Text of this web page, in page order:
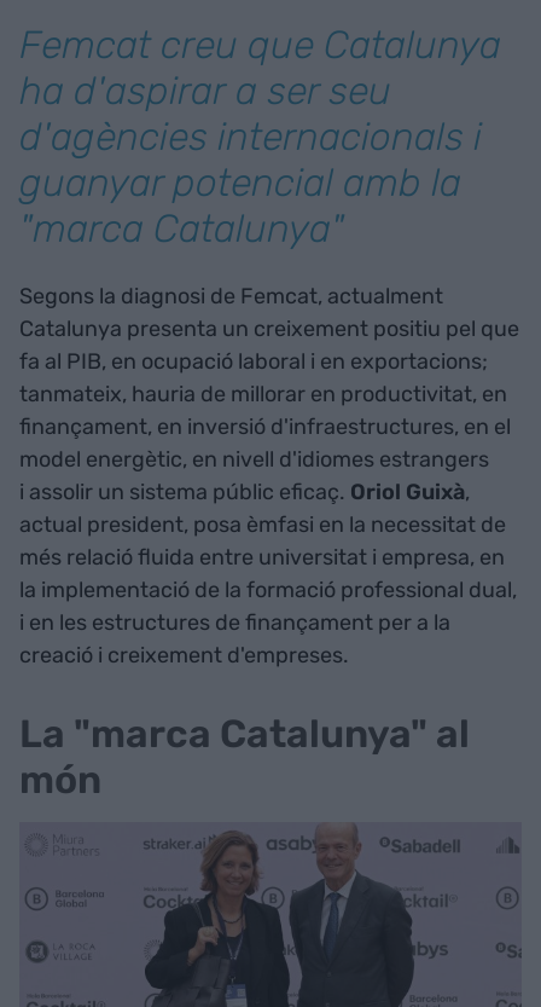
Femcat creu que Catalunya
ha d'aspirar a ser seu
d'agències internacionals i
guanyar potencial amb la
"marca Catalunya"
Segons la diagnosi de Femcat, actualment
Catalunya presenta un creixement positiu pel que
fa al PIB, en ocupació laboral i en exportacions;
tanmateix, hauria de millorar en productivitat, en
finançament, en inversió d'infraestructures, en el
model energètic, en nivell d'idiomes estrangers
i assolir un sistema públic eficaç. Oriol Guixà,
actual president, posa èmfasi en la necessitat de
més relació fluida entre universitat i empresa, en
la implementació de la formació professional dual,
i en les estructures de finançament per a la
creació i creixement d'empreses.
La "marca Catalunya" al
món